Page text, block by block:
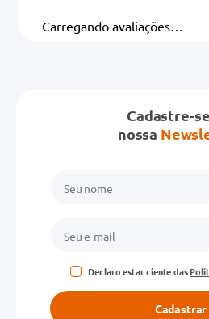
Carregando avaliações…
Cadastre-
nossa
Declaro estar ciente das
Cadastrar